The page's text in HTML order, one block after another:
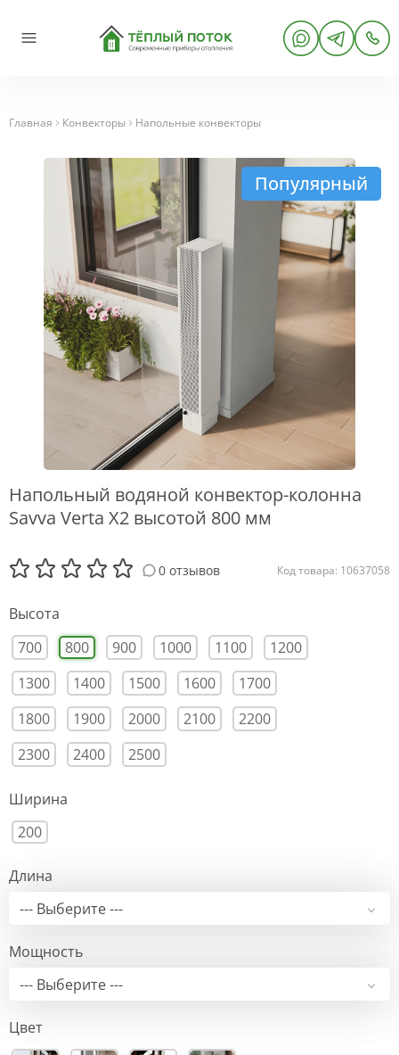
Главная Конвекторы Напольные конвекторы
Популярный
Напольный водяной конвектор-колонна
Savva Verta X2 высотой 800 мм
0 отзывов Код товара: 10637058
Высота
700
800 900 1000 1100
1200
1300
1400 1500 1600
1700
1800
1900 2000 2100
2200
2300
2400 2500
Ширина
200
Длина
--- Выберите ---
Мощность
--- Выберите ---
Цвет